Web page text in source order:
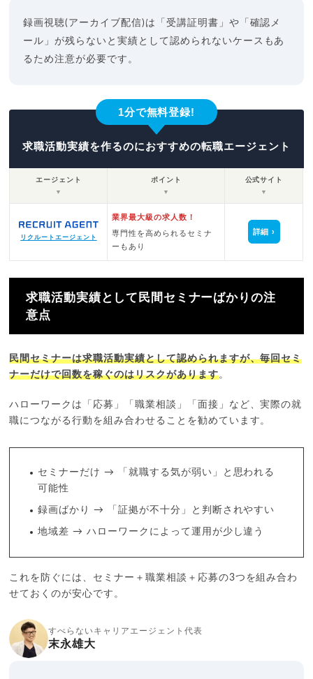
録画視聴(アーカイブ配信)は「受講証明書」や「確認メ
ール」が残らないと実績として認められないケースもあ
るため注意が必要です。
1分で無料登録!
求職活動実績を作るのにおすすめの転職エージェント
エージェント
▼
ポイント
▼
公式サイト
▼
リクルートエージェント
業界最大級の求人数！
専門性を高められるセミナ
ーもあり
詳細
求職活動実績として民間セミナーばかりの注
意点
民間セミナーは求職活動実績として認められますが、毎回セミ
ナーだけで回数を稼ぐのはリスクがあります。
ハローワークは「応募」「職業相談」「面接」など、実際の就
職につながる行動を組み合わせることを勧めています。
セミナーだけ → 「就職する気が弱い」と思われる
可能性
録画ばかり → 「証拠が不十分」と判断されやすい
地域差 → ハローワークによって運用が少し違う
これを防ぐには、セミナー＋職業相談＋応募の3つを組み合わ
せておくのが安心です。
すべらないキャリアエージェント代表
末永雄大